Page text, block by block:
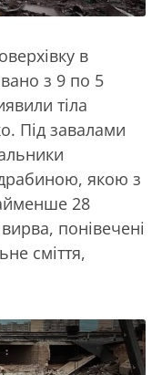
в
з 9 по 5
тіла
Під завалами
якою з
28
понівечені
сміття,